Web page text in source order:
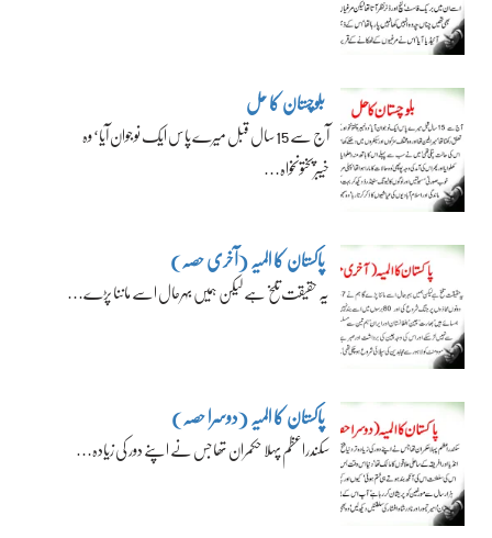
بلوچستان کا حل
آج سے 15 سال قبل میرے پاس ایک نوجوان آیا‘ وہ
خیبرپختونخواہ…
پاکستان کا المیہ (آخری حصہ)
یہ حقیقت تلخ ہے لیکن ہمیں بہرحال اسے ماننا پڑے…
پاکستان کا المیہ (دوسرا حصہ)
سکندراعظم پہلا حکمران تھا جس نے اپنے دور کی زیادہ…